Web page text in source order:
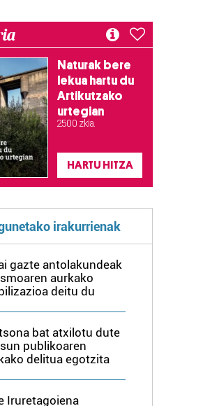
Naturak bere
lekua hartu du
Artikutzako
urtegian
2.500 zkia.
HARTU HITZA
irakurrienak
gazte antolakundeak
aurkako
deitu du
bat atxilotu dute
publikoaren
delitua egotzita
Iruretagoiena